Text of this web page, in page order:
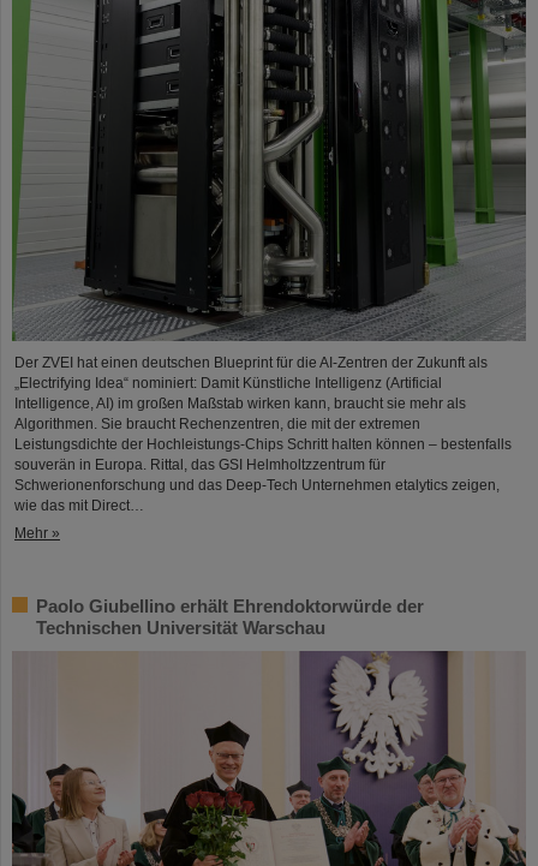
Der ZVEI hat einen deutschen Blueprint für die AI-Zentren der Zukunft als
„Electrifying Idea“ nominiert: Damit Künstliche Intelligenz (Artificial
Intelligence, AI) im großen Maßstab wirken kann, braucht sie mehr als
Algorithmen. Sie braucht Rechenzentren, die mit der extremen
Leistungsdichte der Hochleistungs-Chips Schritt halten können – bestenfalls
souverän in Europa. Rittal, das GSI Helmholtzzentrum für
Schwerionenforschung und das Deep-Tech Unternehmen etalytics zeigen,
wie das mit Direct…
Mehr »
Paolo Giubellino erhält Ehrendoktorwürde der
Technischen Universität Warschau